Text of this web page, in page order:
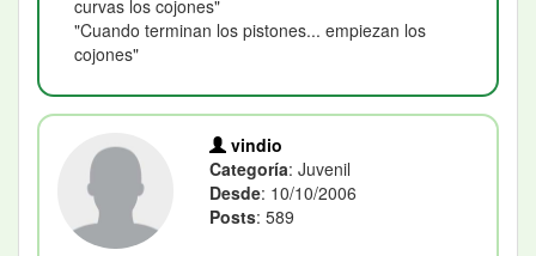
curvas los cojones"
"Cuando terminan los pistones... empiezan los
cojones"
vindio
Categoría: Juvenil
Desde: 10/10/2006
Posts: 589